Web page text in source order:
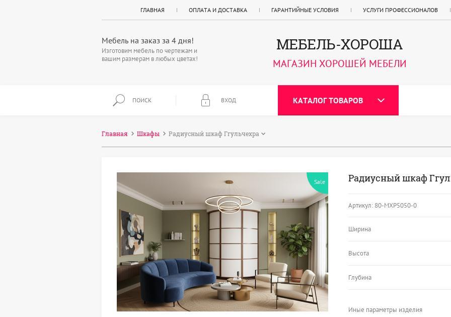
ГЛАВНАЯ ОПЛАТА И ДОСТАВКА ГАРАНТИЙНЫЕ УСЛОВИЯ УСЛУГИ ПРОФЕССИОНАЛОВ
Мебель на заказ за 4 дня!
Изготовим мебель по чертежам и
вашим размерам в любых цветах!
МЕБЕЛЬ-ХОРОША
МАГАЗИН ХОРОШЕЙ МЕБЕЛИ
ПОИСК ВХОД КАТАЛОГ ТОВАРОВ
Главная Шкафы Радиусный шкаф Ггульчехра
Sale Радиусный шкаф
Артикул: 80-МХР5050-0
Ширина
Высота
Глубина
Иные параметры изделия